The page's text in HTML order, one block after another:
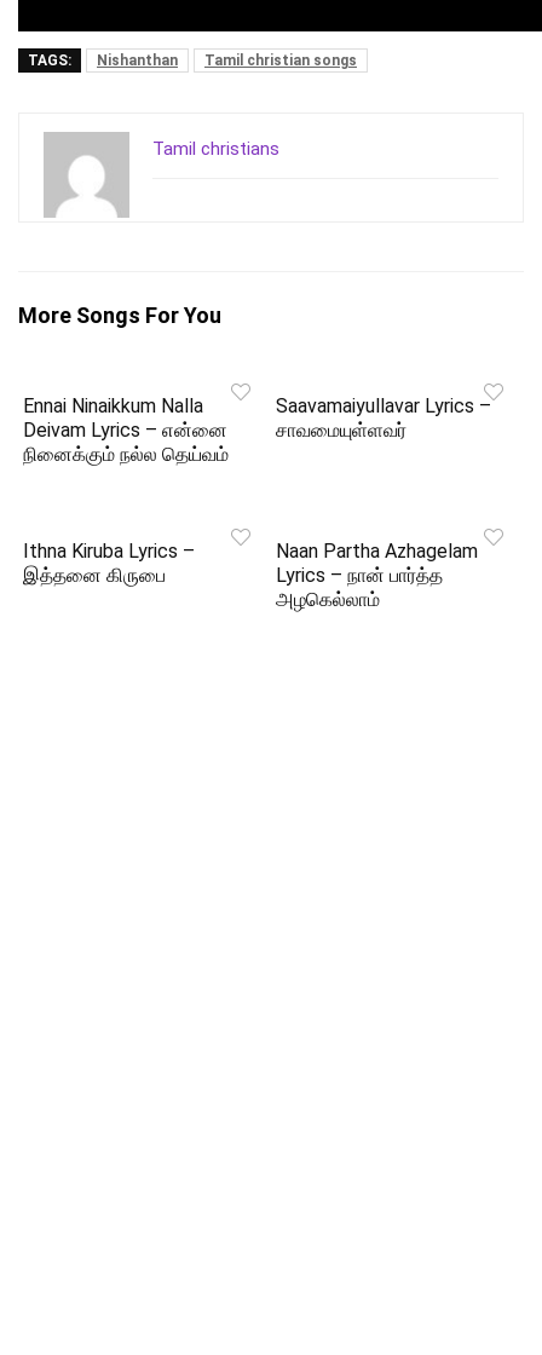
TAGS: Nishanthan Tamil christian songs
Tamil christians
More Songs For You
Ennai Ninaikkum Nalla
Deivam Lyrics – என்னை
நினைக்கும் நல்ல தெய்வம்
Saavamaiyullavar Lyrics –
சாவமையுள்ளவர்
Ithna Kiruba Lyrics –
இத்தனை கிருபை
Naan Partha Azhagelam
Lyrics – நான் பார்த்த
அழகெல்லாம்